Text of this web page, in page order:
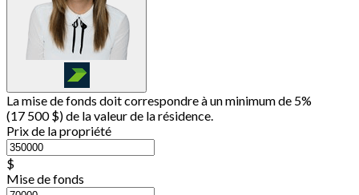
La mise de fonds doit correspondre à un minimum de 5%
(17 500 $) de la valeur de la résidence.
Prix de la propriété
$
Mise de fonds